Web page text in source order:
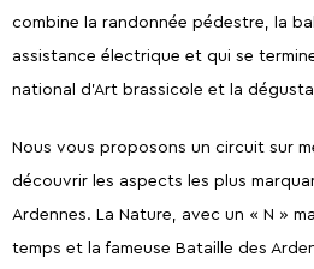
combine la randonnée pédestre, la
assistance électrique et qui se
national d’Art brassicole et la
Nous vous proposons un circuit sur
découvrir les aspects les plus
Ardennes. La Nature, avec un « N »
temps et la fameuse Bataille des